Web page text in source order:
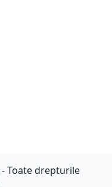
Toate drepturile